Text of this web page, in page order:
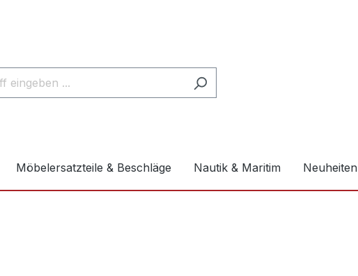
Möbelersatzteile & Beschläge Nautik & Maritim Neuheiten